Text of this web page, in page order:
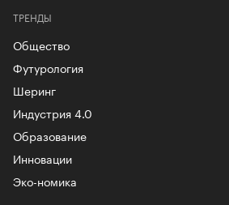
ТРЕНДЫ
Общество
Футурология
Шеринг
Индустрия 4.0
Образование
Инновации
Эко-номика